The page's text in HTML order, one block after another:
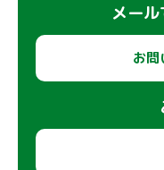
メー
お問